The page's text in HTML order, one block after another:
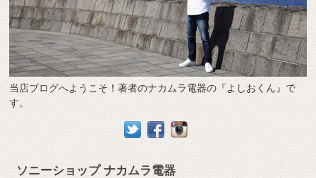
当店ブログへようこそ！著者のナカムラ電器の『よしおくん』で
す。
ソニーショップ ナカムラ電器